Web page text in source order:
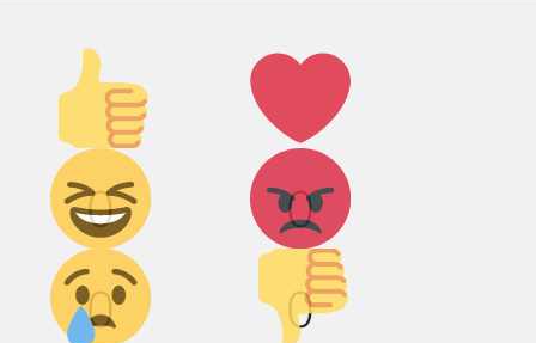
Палец
вверх!
0
Лайк!
0
Дикий
смех!
0
Агрессия!
0
Грусть :(
Палец
вниз!